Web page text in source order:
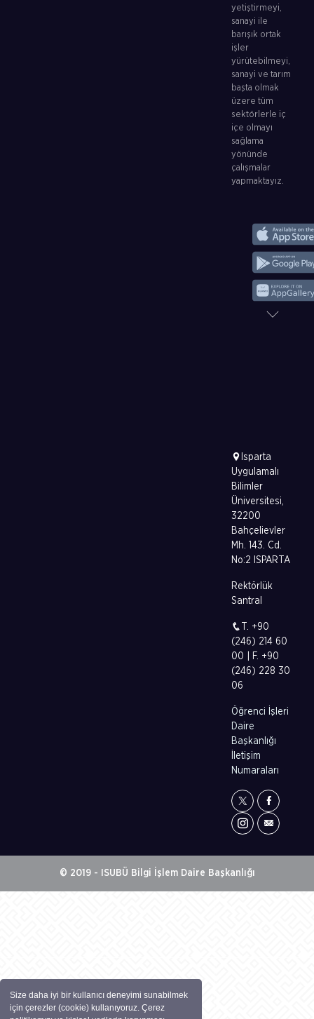
Size daha iyi bir kullanıcı deneyimi sunabilmek
için çerezler (cookie) kullanıyoruz. Çerez
yetiştirmeyi,
sanayi ile
barışık ortak
işler
yürütebilmeyi,
sanayi ve tarım
başta olmak
üzere tüm
sektörlerle iç
içe olmayı
sağlama
yönünde
çalışmalar
yapmaktayız.
Isparta
Uygulamalı
Bilimler
Üniversitesi,
32200
Bahçelievler
Mh. 143. Cd.
No:2 ISPARTA
Rektörlük
Santral
T. +90
(246) 214 60
00 | F. +90
(246) 228 30
06
Öğrenci İşleri
Daire
Başkanlığı
İletişim
Numaraları
© 2019 - ISUBÜ Bilgi İşlem Daire Başkanlığı